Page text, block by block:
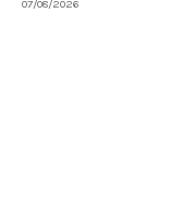
07/08/2026